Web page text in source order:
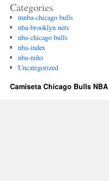
Categories
mnba-chicago bulls
nba-brooklyn nets
nba-chicago bulls
nba-index
nba-niño
Uncategorized
Camiseta Chicago Bulls NBA